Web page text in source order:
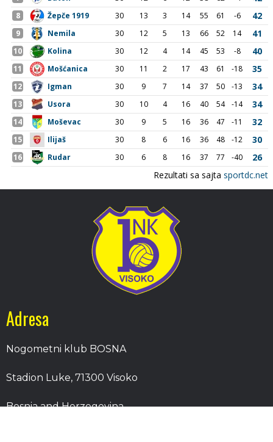
Adresa
Nogometni klub BOSNA
Stadion Luke, 71300 Visoko
Bosnia and Herzegovina